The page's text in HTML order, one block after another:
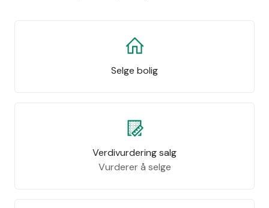
Selge bolig
Verdivurdering salg
Vurderer å selge